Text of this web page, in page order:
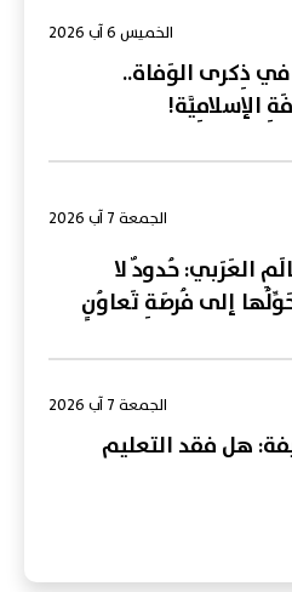
الخميس 6 آب 2026
في ذِكرى الوَفاة..
الإسلامِيَّة!
الجمعة 7 آب 2026
العَرَبي: حُدودٌ لا
إلى فُرصَةِ تَعاوُنٍ
الجمعة 7 آب 2026
هل فقد التعليم